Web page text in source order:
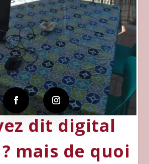
dit digital
mais de quoi